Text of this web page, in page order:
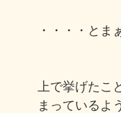
・・・・とま
上で挙げたこ
まっているよ